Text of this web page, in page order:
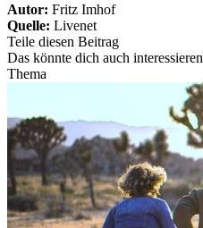
Autor: Fritz Imhof
Quelle: Livenet
Teile diesen Beitrag
Das könnte dich auch interessieren
Thema